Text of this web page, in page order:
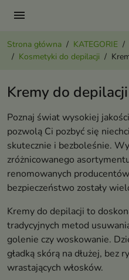
menu
Strona główna KATEGORIE
Kosmetyki do depilacji
Kremy do depilacji
Poznaj świat wysokiej
pozwolą Ci pozbyć się
skutecznie i bezboleśnie.
zróżnicowanego
renomowanych
bezpieczeństwo zostały
Kremy do depilacji to
tradycyjnych metod
golenie czy woskowanie.
gładką skórą na dłużej, bez
wrastających włosków.